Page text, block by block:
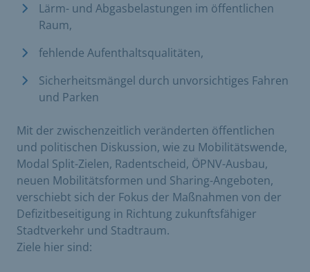
Lärm- und Abgasbelastungen im öffentlichen
Raum,
fehlende Aufenthaltsqualitäten,
Sicherheitsmängel durch unvorsichtiges Fahren
und Parken
Mit der zwischenzeitlich veränderten öffentlichen
und politischen Diskussion, wie zu Mobilitätswende,
Modal Split-Zielen, Radentscheid, ÖPNV-Ausbau,
neuen Mobilitätsformen und Sharing-Angeboten,
verschiebt sich der Fokus der Maßnahmen von der
Defizitbeseitigung in Richtung zukunftsfähiger
Stadtverkehr und Stadtraum.
Ziele hier sind: